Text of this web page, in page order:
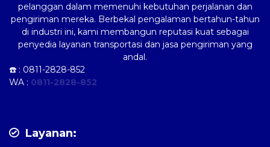
pelanggan dalam memenuhi kebutuhan perjalanan dan
pengiriman mereka. Berbekal pengalaman bertahun-tahun
di industri ini, kami membangun reputasi kuat sebagai
penyedia layanan transportasi dan jasa pengiriman yang
andal.
☎️ : 0811-2828-852
WA : 0811-2828-852
Layanan: